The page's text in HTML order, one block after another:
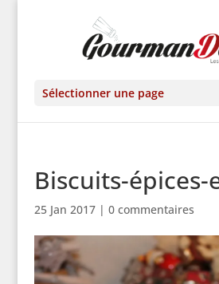
Sélectionner une page
Biscuits-
25 Jan 2017| 0 commentaires